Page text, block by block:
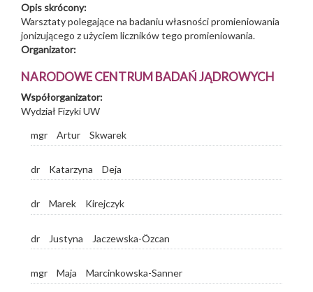
Opis skrócony:
Warsztaty polegające na badaniu własności promieniowania
jonizującego z użyciem liczników tego promieniowania.
Organizator:
NARODOWE CENTRUM BADAŃ JĄDROWYCH
Współorganizator:
Wydział Fizyki UW
mgr
Artur Skwarek
dr Katarzyna Deja
dr Marek Kirejczyk
dr Justyna Jaczewska-Özcan
mgr Maja Marcinkowska-Sanner